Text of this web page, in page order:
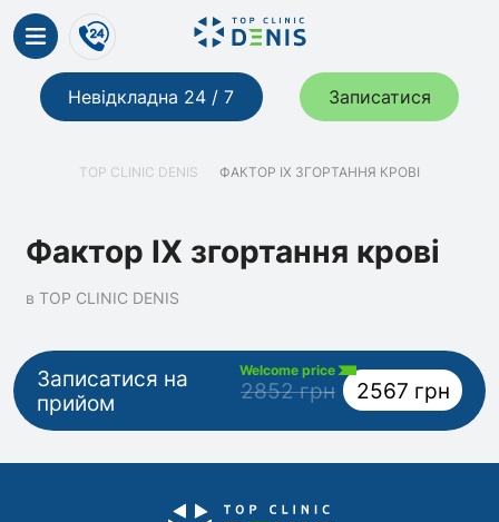
Невідкладна 24 / 7 Записатися
TOP CLINIC DENIS ФАКТОР IX ЗГОРТАННЯ КРОВІ
Фактор IX згортання крові
в TOP CLINIC DENIS
Записатися на
прийом
Welcome price
2852 грн 2567 грн